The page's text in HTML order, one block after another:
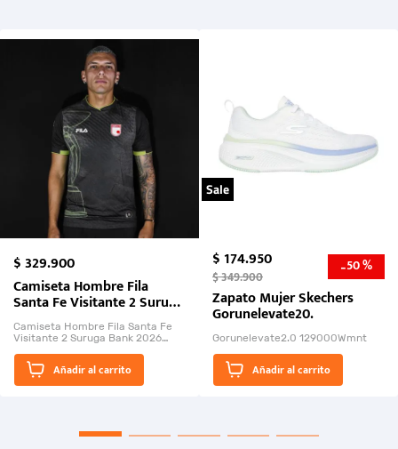
$329.900
Camiseta Hombre Fila
Santa Fe Visitante 2 Suruga
Bank 2026
Camiseta Hombre Fila Santa Fe
Visitante 2 Suruga Bank 2026
El Rugido del Sol Naciente:
“Primeros para la Et...
Añadir al carrito
Sale
$174.950
$349.900 -50 %
Zapato Mujer Skechers
Gorunelevate20.
Gorunelevate2.0 129000Wmnt
Añadir al carrito